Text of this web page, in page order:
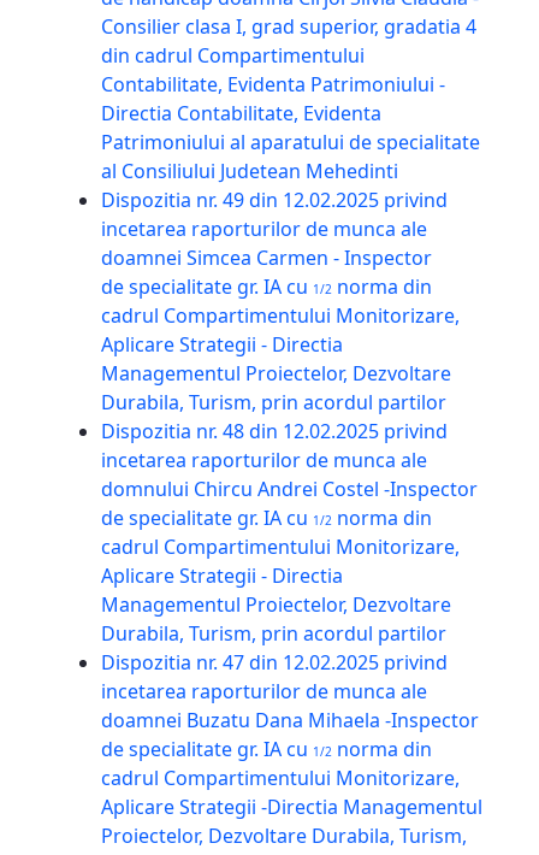
Consilier clasa I, grad superior, gradatia 4
din cadrul Compartimentului
Contabilitate, Evidenta Patrimoniului -
Directia Contabilitate, Evidenta
Patrimoniului al aparatului de specialitate
al Consiliului Judetean Mehedinti
Dispozitia nr. 49 din 12.02.2025 privind
incetarea raporturilor de munca ale
doamnei Simcea Carmen - Inspector
de specialitate gr. IA cu 1/2 norma din
cadrul Compartimentului Monitorizare,
Aplicare Strategii - Directia
Managementul Proiectelor, Dezvoltare
Durabila, Turism, prin acordul partilor
Dispozitia nr. 48 din 12.02.2025 privind
incetarea raporturilor de munca ale
domnului Chircu Andrei Costel -Inspector
de specialitate gr. IA cu 1/2 norma din
cadrul Compartimentului Monitorizare,
Aplicare Strategii - Directia
Managementul Proiectelor, Dezvoltare
Durabila, Turism, prin acordul partilor
Dispozitia nr. 47 din 12.02.2025 privind
incetarea raporturilor de munca ale
doamnei Buzatu Dana Mihaela -Inspector
de specialitate gr. IA cu 1/2 norma din
cadrul Compartimentului Monitorizare,
Aplicare Strategii -Directia Managementul
Proiectelor, Dezvoltare Durabila, Turism,